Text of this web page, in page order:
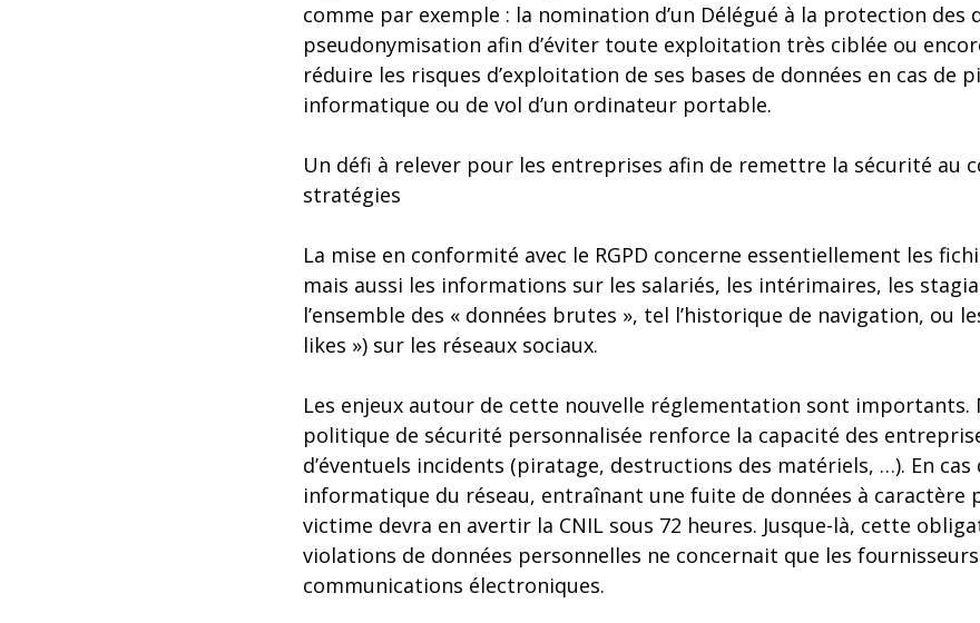
comme par exemple : la nomination d’un Délégué à la protection des
pseudonymisation afin d’éviter toute exploitation très ciblée ou
réduire les risques d’exploitation de ses bases de données en cas de
informatique ou de vol d’un ordinateur portable.
Un défi à relever pour les entreprises afin de remettre la sécurité au
stratégies
La mise en conformité avec le RGPD concerne essentiellement les
mais aussi les informations sur les salariés, les intérimaires, les
l’ensemble des « données brutes », tel l’historique de navigation, ou
likes ») sur les réseaux sociaux.
Les enjeux autour de cette nouvelle réglementation sont importants.
politique de sécurité personnalisée renforce la capacité des
d’éventuels incidents (piratage, destructions des matériels, …). En
informatique du réseau, entraînant une fuite de données à caractère
victime devra en avertir la CNIL sous 72 heures. Jusque-là, cette
violations de données personnelles ne concernait que les
communications électroniques.